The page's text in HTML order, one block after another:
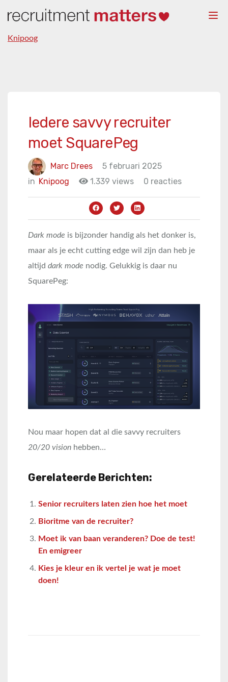
Knipoog
Iedere savvy recruiter
moet SquarePeg
Marc Drees
5 februari 2025
in Knipoog 1.339 views 0 reacties
Dark mode is bijzonder handig als het donker is,
maar als je echt cutting edge wil zijn dan heb je
altijd dark mode nodig. Gelukkig is daar nu
SquarePeg:
Nou maar hopen dat al die savvy recruiters
20/20 vision hebben…
Gerelateerde Berichten:
Senior recruiters laten zien hoe het moet
Bioritme van de recruiter?
Moet ik van baan veranderen? Doe de test!
En emigreer
Kies je kleur en ik vertel je wat je moet
doen!